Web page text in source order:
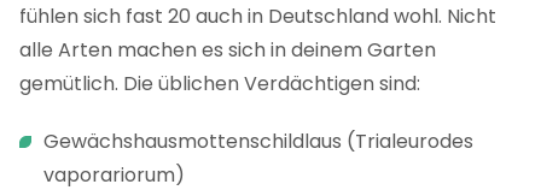
fühlen sich fast 20 auch in Deutschland wohl. Nicht
alle Arten machen es sich in deinem Garten
gemütlich. Die üblichen Verdächtigen sind:
Gewächshausmottenschildlaus (Trialeurodes
vaporariorum)